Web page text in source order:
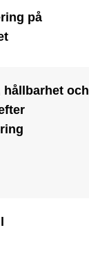
på
hållbarhet och